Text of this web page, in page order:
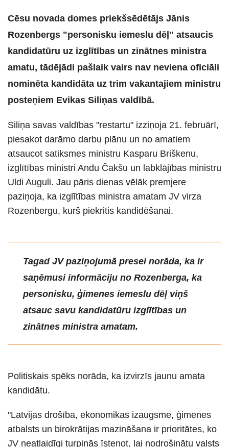
Cēsu novada domes priekšsēdētājs Jānis
Rozenbergs "personisku iemeslu dēļ" atsaucis
kandidatūru uz izglītības un zinātnes ministra
amatu, tādējādi pašlaik vairs nav neviena oficiāli
nominēta kandidāta uz trim vakantajiem ministru
posteņiem Evikas Siliņas valdībā.
Siliņa savas valdības "restartu" izziņoja 21. februārī,
piesakot darāmo darbu plānu un no amatiem
atsaucot satiksmes ministru Kasparu Briškenu,
izglītības ministri Andu Čakšu un labklājības ministru
Uldi Auguli. Jau pāris dienas vēlāk premjere
paziņoja, ka izglītības ministra amatam JV virza
Rozenbergu, kurš piekritis kandidēšanai.
Tagad JV paziņojumā presei norāda, ka ir
saņēmusi informāciju no Rozenberga, ka
personisku, ģimenes iemeslu dēļ viņš
atsauc savu kandidatūru izglītības un
zinātnes ministra amatam.
Politiskais spēks norāda, ka izvirzīs jaunu amata
kandidātu.
"Latvijas drošība, ekonomikas izaugsme, ģimenes
atbalsts un birokrātijas mazināšana ir prioritātes, ko
JV neatlaidīgi turpinās īstenot, lai nodrošinātu valsts